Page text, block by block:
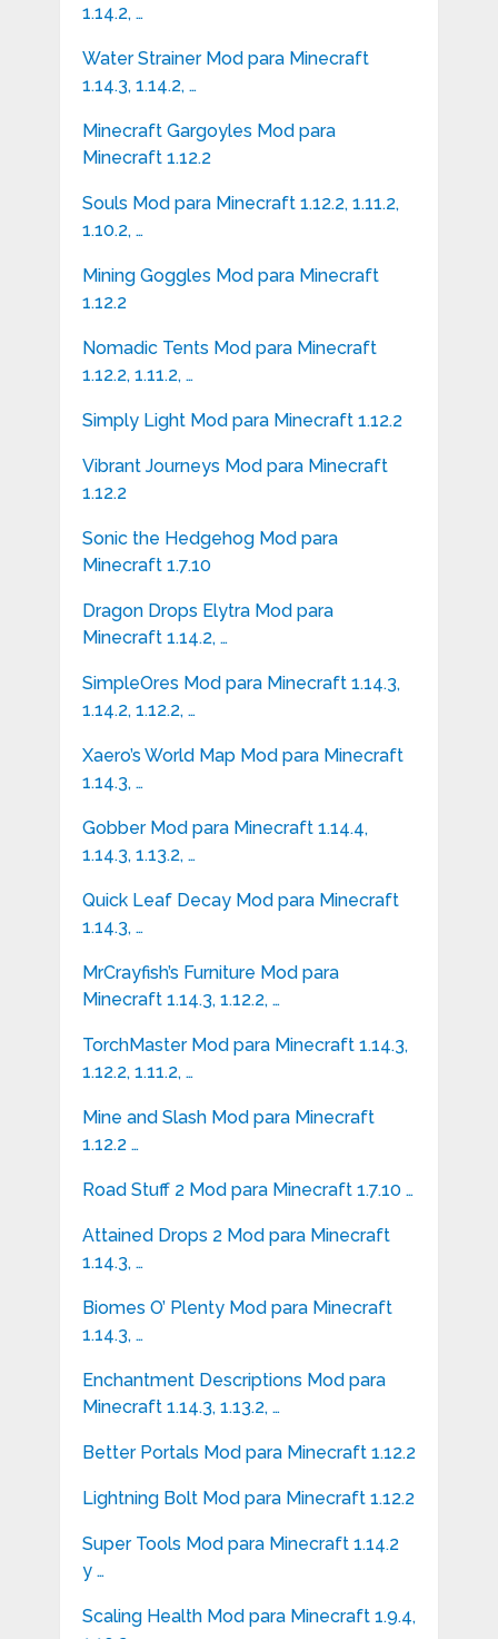
1.14.2, …
Water Strainer Mod para Minecraft
1.14.3, 1.14.2, …
Minecraft Gargoyles Mod para
Minecraft 1.12.2
Souls Mod para Minecraft 1.12.2, 1.11.2,
1.10.2, …
Mining Goggles Mod para Minecraft
1.12.2
Nomadic Tents Mod para Minecraft
1.12.2, 1.11.2, …
Simply Light Mod para Minecraft 1.12.2
Vibrant Journeys Mod para Minecraft
1.12.2
Sonic the Hedgehog Mod para
Minecraft 1.7.10
Dragon Drops Elytra Mod para
Minecraft 1.14.2, …
SimpleOres Mod para Minecraft 1.14.3,
1.14.2, 1.12.2, …
Xaero’s World Map Mod para Minecraft
1.14.3, …
Gobber Mod para Minecraft 1.14.4,
1.14.3, 1.13.2, …
Quick Leaf Decay Mod para Minecraft
1.14.3, …
MrCrayfish’s Furniture Mod para
Minecraft 1.14.3, 1.12.2, …
TorchMaster Mod para Minecraft 1.14.3,
1.12.2, 1.11.2, …
Mine and Slash Mod para Minecraft
1.12.2 …
Road Stuff 2 Mod para Minecraft 1.7.10 …
Attained Drops 2 Mod para Minecraft
1.14.3, …
Biomes O’ Plenty Mod para Minecraft
1.14.3, …
Enchantment Descriptions Mod para
Minecraft 1.14.3, 1.13.2, …
Better Portals Mod para Minecraft 1.12.2
Lightning Bolt Mod para Minecraft 1.12.2
Super Tools Mod para Minecraft 1.14.2
y …
Scaling Health Mod para Minecraft 1.9.4,